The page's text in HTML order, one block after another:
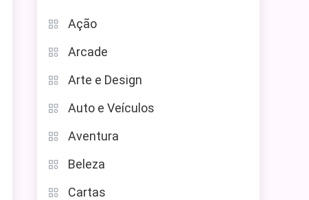
Ação
Arcade
Arte e Design
Auto e Veículos
Aventura
Beleza
Cartas